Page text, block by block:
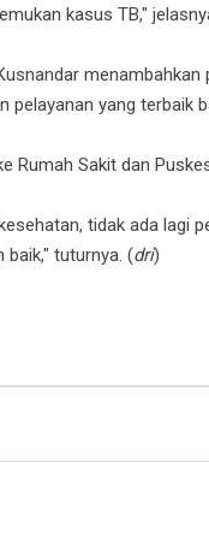
kasus TB,"
pelayanan yang terbaik
Rumah Sakit dan
tidak ada lagi
baik," tuturnya. (dri)